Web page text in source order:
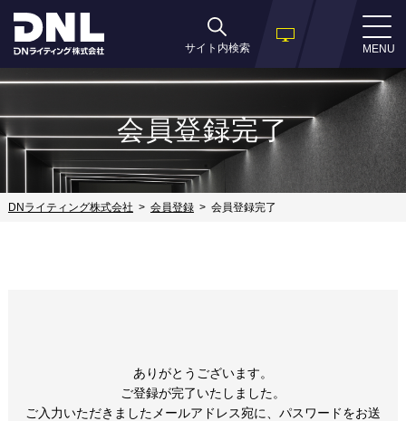
MENU
サイト内検索
会員登録完了
DNライティング株式会社 会員登録 会員登録完了
ありがとうございます。
ご登録が完了いたしました。
ご入力いただきましたメールアドレス宛に、パスワードをお送